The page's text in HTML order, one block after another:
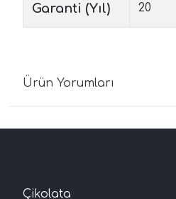
Garanti (Yıl) 20
Ürün Yorumları
Çikolata